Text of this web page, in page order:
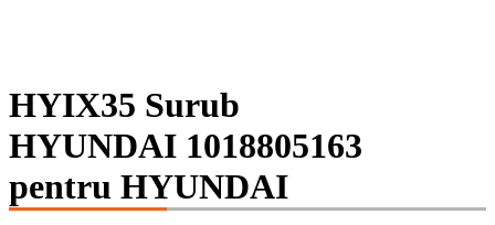
HYIX35 Surub
HYUNDAI 1018805163
pentru HYUNDAI